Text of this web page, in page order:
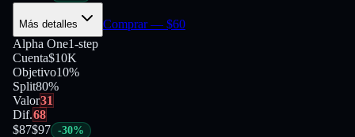
Más detalles Comprar— $60
Alpha One1-step
Cuenta$10K
Objetivo10%
Split80%
Valor31
Dif.68
$87$97 -30%